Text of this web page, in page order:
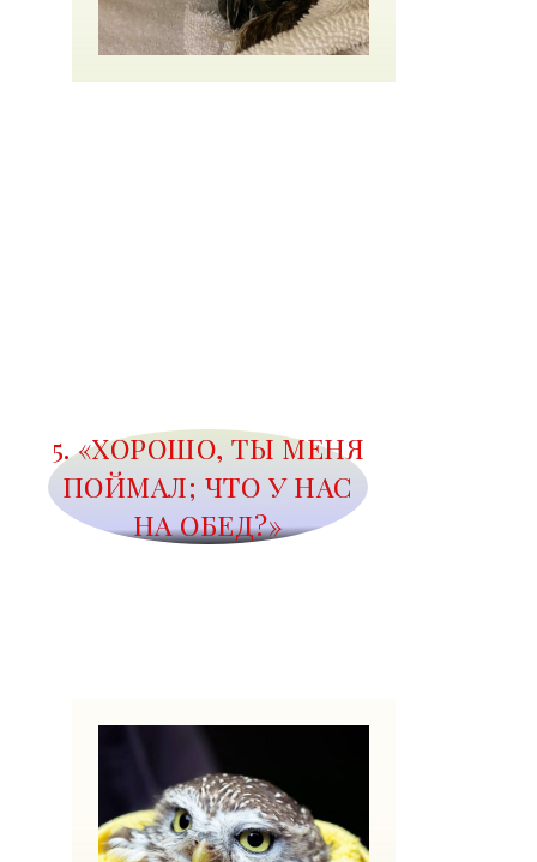
5. «ХОРОШО, ТЫ МЕНЯ
ПОЙМАЛ; ЧТО У НАС
НА ОБЕД?»